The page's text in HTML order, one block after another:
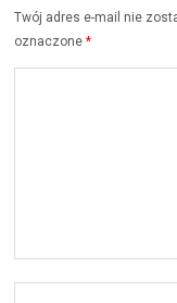
Twój adres e-mail nie
oznaczone*